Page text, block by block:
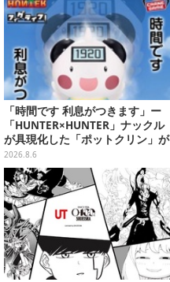
「時間です 利息がつきます」ー
「HUNTER×HUNTER」ナックル
が具現化した「ポットクリン」が
貯金箱としてプライズ展開
2026.8.6